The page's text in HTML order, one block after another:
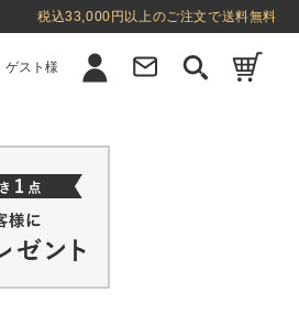
税込33,000円以上のご注文で送料無料
ゲスト様